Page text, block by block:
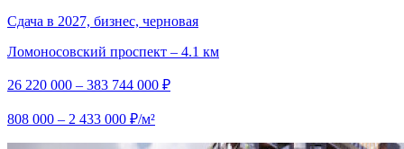
Сдача в 2027, бизнес, черновая
Ломоносовский проспект – 4.1 км
26 220 000 – 383 744 000 ₽
808 000 – 2 433 000 ₽/м²